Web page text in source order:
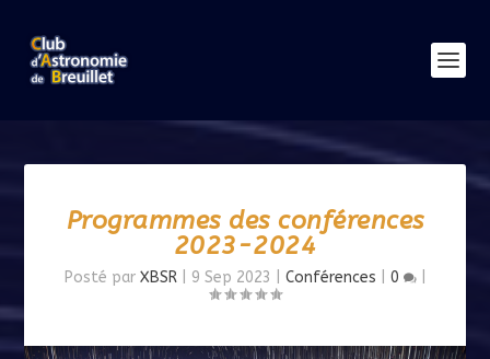
Programmes des conférences
2023-2024
Posté par XBSR| 9 Sep 2023 Conférences 0 |